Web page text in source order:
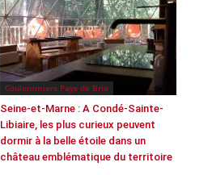
Coulommiers Pays de Brie
Seine-et-Marne : A Condé-Sainte-
Libiaire, les plus curieux peuvent
dormir à la belle étoile dans un
château emblématique du territoire